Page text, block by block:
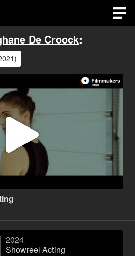
De Croock:
Lire
la
vidéo
2024
Showreel Acting